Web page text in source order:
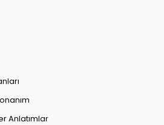
Anlatımlar